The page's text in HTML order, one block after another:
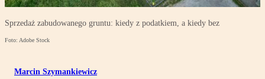
Sprzedaż zabudowanego gruntu: kiedy z podatkiem, a kiedy bez
Foto: Adobe Stock
Marcin Szymankiewicz